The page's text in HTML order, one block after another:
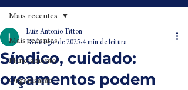
Mais recentes
Planejamento
Organização
Mais recentes
Síndico, cuidado:
orçamentos podem
Luiz Antonio Titton
18 de ago. de 2025 4 min de leitura